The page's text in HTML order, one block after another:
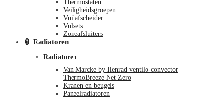
Thermostaten
Veiligheidsgroepen
Vuilafscheider
Vulsets
Zoneafsluiters
🏮 Radiatoren
Radiatoren
Van Marcke by Henrad ventilo-convector
ThermoBreeze Net Zero
Kranen en beugels
Paneelradiatoren